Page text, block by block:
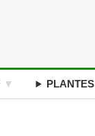
PLANTES